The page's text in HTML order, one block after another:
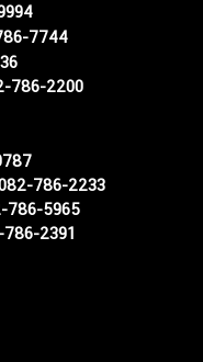
7744
786-2200
786-2233
786-5965
2391